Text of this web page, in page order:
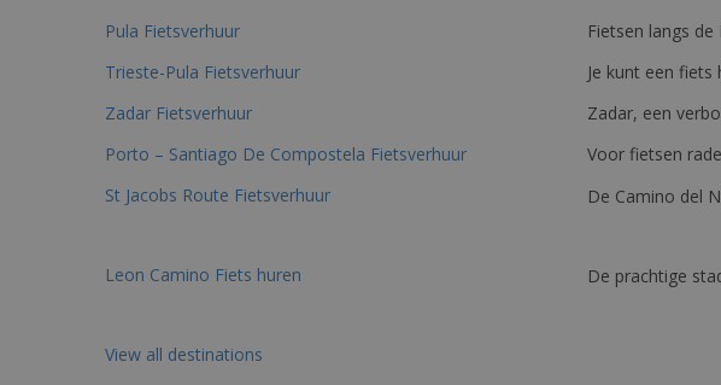
Pula Fietsverhuur
Fietsen langs
Trieste-Pula Fietsverhuur
Je kunt een
Zadar Fietsverhuur
Zadar, een
Porto – Santiago De Compostela Fietsverhuur
Voor fietsen
St Jacobs Route Fietsverhuur
De Camino del
Leon Camino Fiets huren De prachtige
View all destinations